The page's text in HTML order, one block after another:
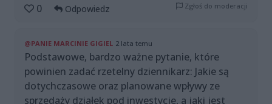
0
Odpowiedz Zgłoś do moderacji
@PANIE MARCINIE GIGIEL 2 lata temu
Podstawowe, bardzo ważne pytanie, które
powinien zadać rzetelny dziennikarz: Jakie są
dotychczasowe oraz planowane wpływy ze
sprzedaży działek pod inwestycje, a jaki jest